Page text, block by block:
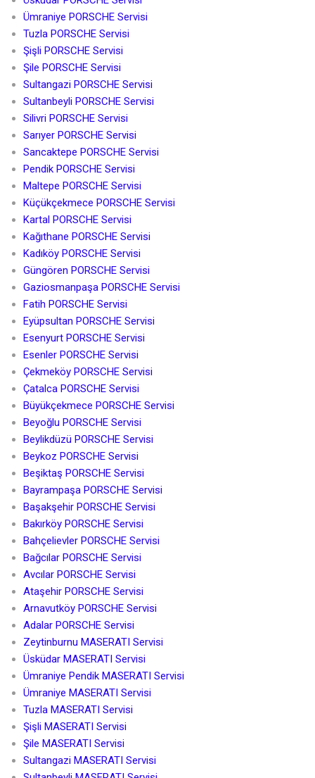
Ümraniye PORSCHE Servisi
Tuzla PORSCHE Servisi
Şişli PORSCHE Servisi
Şile PORSCHE Servisi
Sultangazi PORSCHE Servisi
Sultanbeyli PORSCHE Servisi
Silivri PORSCHE Servisi
Sarıyer PORSCHE Servisi
Sancaktepe PORSCHE Servisi
Pendik PORSCHE Servisi
Maltepe PORSCHE Servisi
Küçükçekmece PORSCHE Servisi
Kartal PORSCHE Servisi
Kağıthane PORSCHE Servisi
Kadıköy PORSCHE Servisi
Güngören PORSCHE Servisi
Gaziosmanpaşa PORSCHE Servisi
Fatih PORSCHE Servisi
Eyüpsultan PORSCHE Servisi
Esenyurt PORSCHE Servisi
Esenler PORSCHE Servisi
Çekmeköy PORSCHE Servisi
Çatalca PORSCHE Servisi
Büyükçekmece PORSCHE Servisi
Beyoğlu PORSCHE Servisi
Beylikdüzü PORSCHE Servisi
Beykoz PORSCHE Servisi
Beşiktaş PORSCHE Servisi
Bayrampaşa PORSCHE Servisi
Başakşehir PORSCHE Servisi
Bakırköy PORSCHE Servisi
Bahçelievler PORSCHE Servisi
Bağcılar PORSCHE Servisi
Avcılar PORSCHE Servisi
Ataşehir PORSCHE Servisi
Arnavutköy PORSCHE Servisi
Adalar PORSCHE Servisi
Zeytinburnu MASERATI Servisi
Üsküdar MASERATI Servisi
Ümraniye Pendik MASERATI Servisi
Ümraniye MASERATI Servisi
Tuzla MASERATI Servisi
Şişli MASERATI Servisi
Şile MASERATI Servisi
Sultangazi MASERATI Servisi